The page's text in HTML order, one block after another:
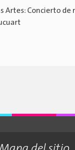
Artes: Concierto de